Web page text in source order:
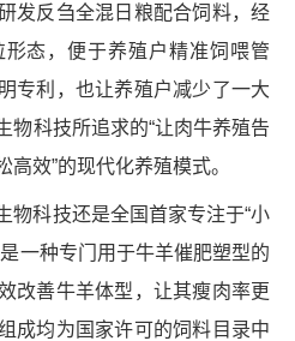
发反刍全混日粮配合饲料，经
态，便于养殖户精准饲喂管
专利，也让养殖户减少了一大
物科技所追求的“让肉牛养殖告
效”的现代化养殖模式。
物科技还是全国首家专注于“小
一种专门用于牛羊催肥塑型的
改善牛羊体型，让其瘦肉率更
成均为国家许可的饲料目录中